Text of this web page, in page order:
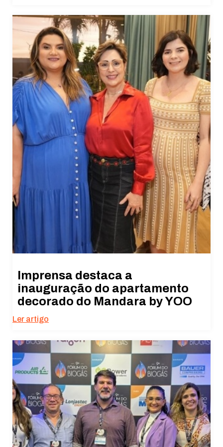
Imprensa destaca a
inauguração do apartamento
decorado do Mandara by YOO
Ler artigo
Necessário
Esses cookies
não são
opcionais. São
necessários
para o
funcionamento
do site.